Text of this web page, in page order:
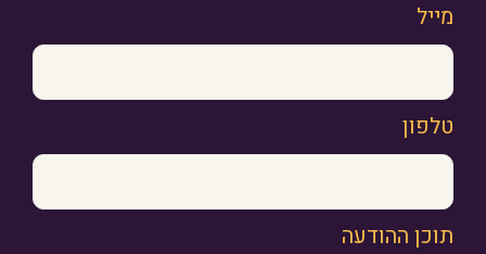
מייל
טלפון
תוכן ההודעה